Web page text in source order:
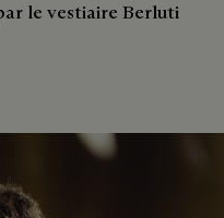
le vestiaire Berluti